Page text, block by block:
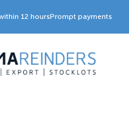
12 hoursPrompt payments